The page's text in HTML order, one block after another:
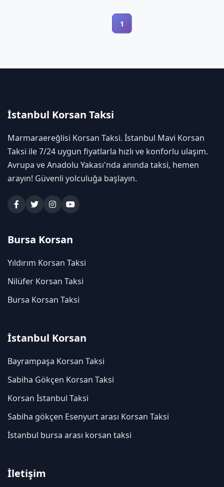
1
İstanbul Korsan Taksi
Marmaraereğlisi Korsan Taksi. İstanbul Mavi Korsan
Taksi ile 7/24 uygun fiyatlarla hızlı ve konforlu ulaşım.
Avrupa ve Anadolu Yakası'nda anında taksi, hemen
arayın! Güvenli yolculuğa başlayın.
Bursa Korsan
Yıldırım Korsan Taksi
Nilüfer Korsan Taksi
Bursa Korsan Taksi
İstanbul Korsan
Bayrampaşa Korsan Taksi
Sabiha Gökçen Korsan Taksi
Korsan İstanbul Taksi
Sabiha gökçen Esenyurt arası Korsan Taksi
İstanbul bursa arası korsan taksi
İletişim